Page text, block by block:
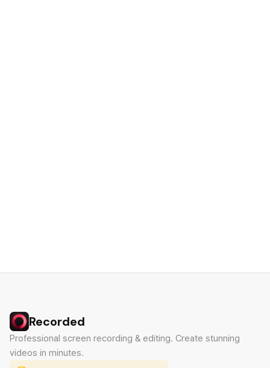
Recorded
Professional screen recording & editing. Create stunning
videos in minutes.